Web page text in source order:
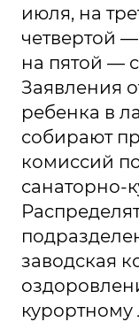
июля, на
четвертой
на пятой — с
Заявления
ребенка в
собирают
комиссий
санаторно-
заводская
курортному